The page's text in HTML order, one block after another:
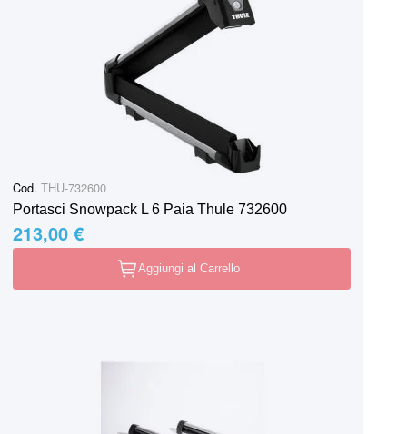
Cod. THU-732600
Portasci Snowpack L 6 Paia Thule 732600
213,00 €
Aggiungi al Carrello